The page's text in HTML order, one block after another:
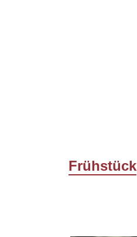
Frühstück